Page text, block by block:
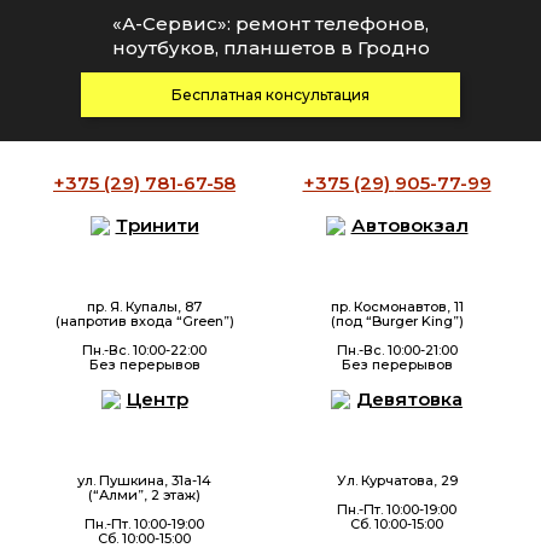
+375 (29) 781-67-58 +375 (29) 905-77-99
Тринити
пр. Я. Купалы, 87
(напротив входа “Green”)
Пн.-Вс. 10:00-22:00
Без перерывов
Автовокзал
пр. Космонавтов, 11
(под “Burger King”)
Пн.-Вс. 10:00-21:00
Без перерывов
Центр
ул. Пушкина, 31а-14
(“Алми”, 2 этаж)
Пн.-Пт. 10:00-19:00
Сб. 10:00-15:00
Девятовка
Ул. Курчатова, 29
Пн.-Пт. 10:00-19:00
Сб. 10:00-15:00
«А-Сервис»: ремонт телефонов,
ноутбуков, планшетов в Гродно
Бесплатная консультация